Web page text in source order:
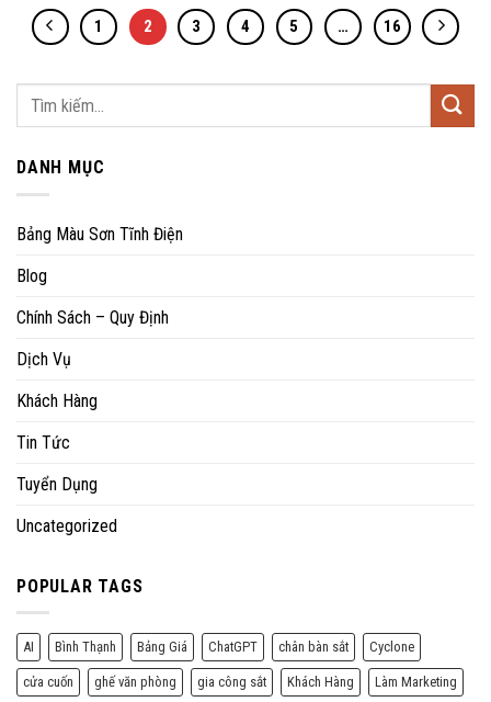
1 2 3 4 5 … 16
DANH MỤC
Bảng Màu Sơn Tĩnh Điện
Blog
Chính Sách – Quy Định
Dịch Vụ
Khách Hàng
Tin Tức
Tuyển Dụng
Uncategorized
POPULAR TAGS
AI Bình Thạnh Bảng Giá ChatGPT chân bàn sắt Cyclone
cửa cuốn ghế văn phòng gia công sắt Khách Hàng Làm Marketing